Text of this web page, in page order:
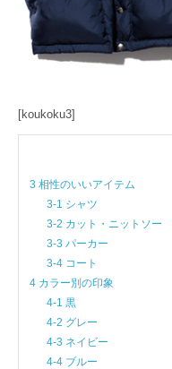
[koukoku3]
3 相性のいいアイテム
3-1 シャツ
3-2 カット・ニットソー
3-3 パーカー
3-4 コート
4 カラー別の印象
4-1 黒
4-2 グレー
4-3 ネイビー
4-4 ブルー